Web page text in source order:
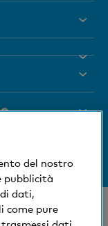
del nostro
pubblicità
dati,
come pure